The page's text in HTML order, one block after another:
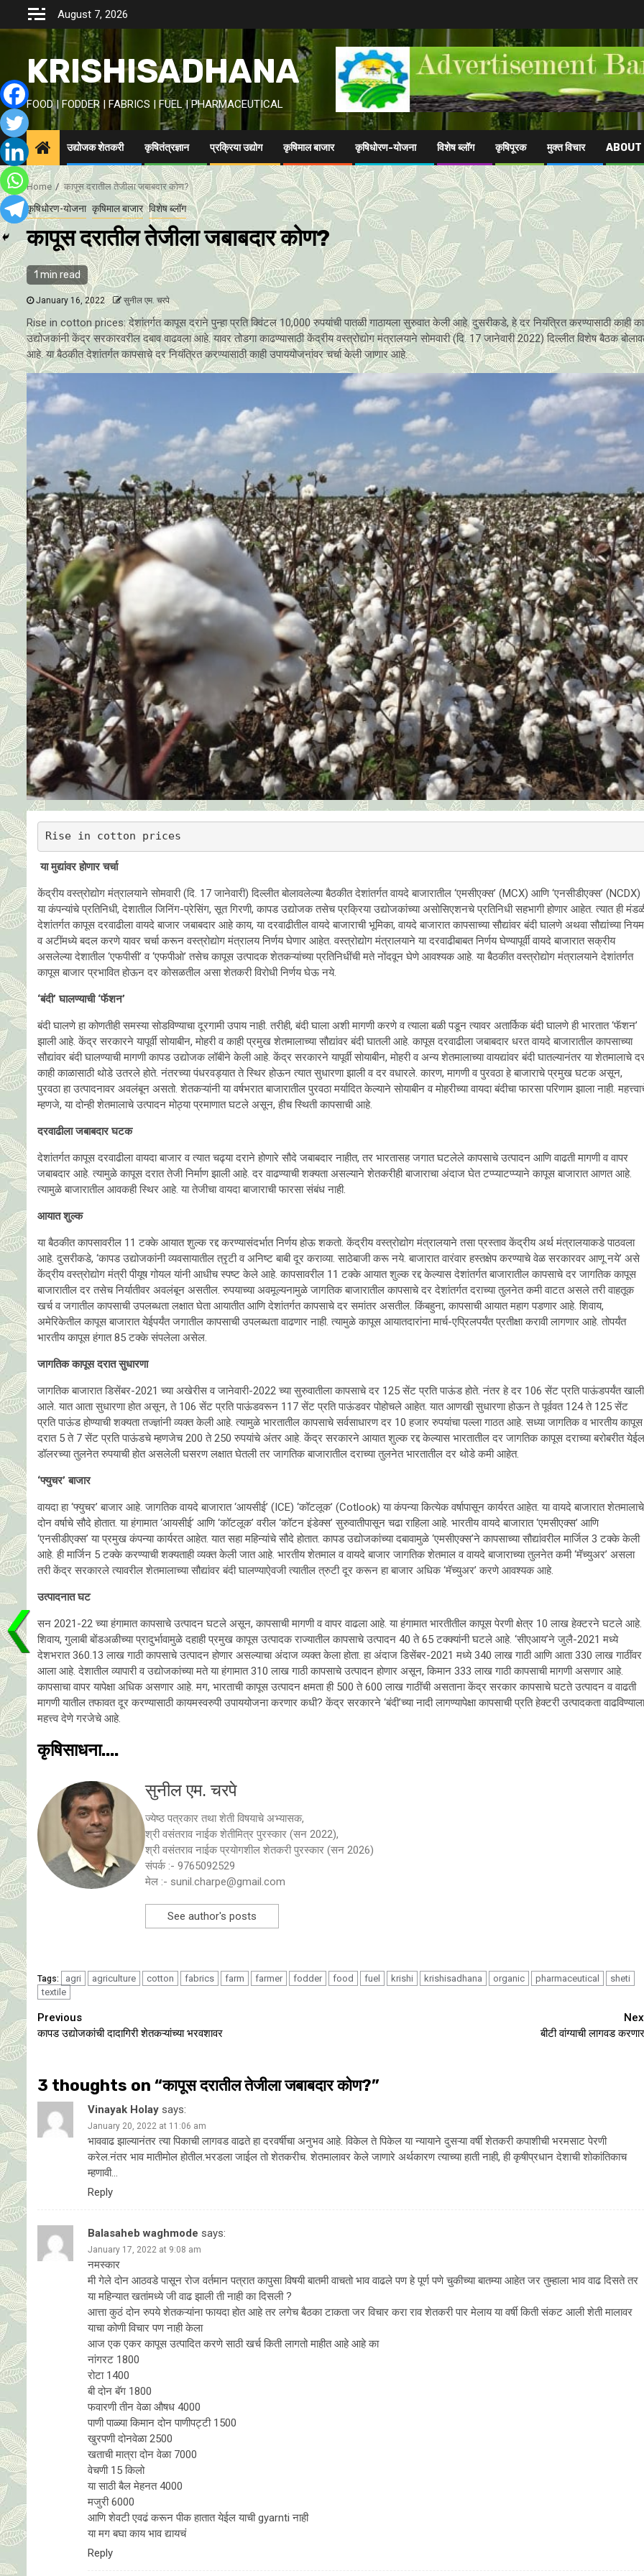
content
August 7, 2026
KRISHISADHANA
FOOD | FODDER | FABRICS | FUEL | PHARMACEUTICAL
उद्योजक शेतकरी कृषितंत्रज्ञान प्रक्रिया उद्योग कृषिमाल बाजार कृषिधोरण-योजना विशेष ब्लॉग कृषिपूरक मुक्त विचार ABOUT
Home कापूस दरातील तेजीला जबाबदार कोण?
कृषिधोरण-योजना कृषिमाल बाजार विशेष ब्लॉग
कापूस दरातील तेजीला जबाबदार कोण?
1 min read
January 16, 2022 सुनील एम. चरपे
Rise in cotton prices: देशांतर्गत कापूस दराने पुन्हा प्रति क्विंटल 10,000 रुपयांची पातळी गाठायला सुरुवात केली आहे. दुसरीकडे, हे दर नियंत्रित करण्यासाठी काही
उद्योजकांनी केंद्र सरकारवरील दबाव वाढवला आहे. यावर तोडगा काढण्यासाठी केंद्रीय वस्त्रोद्योग मंत्रालयाने सोमवारी (दि. 17 जानेवारी 2022) दिल्लीत विशेष बैठक
आहे. या बैठकीत देशांतर्गत कापसाचे दर नियंत्रित करण्यासाठी काही उपाययोजनांवर चर्चा केली जाणार आहे.
Rise in cotton prices
या मुद्यांवर होणार चर्चा
केंद्रीय वस्त्रोद्योग मंत्रालयाने सोमवारी (दि. 17 जानेवारी) दिल्लीत बोलावलेल्या बैठकीत देशांतर्गत वायदे बाजारातील ‘एमसीएक्स’ (MCX) आणि ‘एनसीडीएक्स’ (NCDX)
या कंपन्यांचे प्रतिनिधी, देशातील जिनिंग-प्रेसिंग, सूत गिरणी, कापड उद्योजक तसेच प्रक्रिया उद्योजकांच्या असोसिएशनचे प्रतिनिधी सहभागी होणार आहेत. त्यात ही
देशांतर्गत कापूस दरवाढीला वायदे बाजार जबाबदार आहे काय, या दरवाढीतील वायदे बाजाराची भूमिका, वायदे बाजारात कापसाच्या सौद्यांवर बंदी घालणे अथवा सौद्यांच्या नियम
व अटींमध्ये बदल करणे यावर चर्चा करून वस्त्रोद्योग मंत्रालय निर्णय घेणार आहेत. वस्त्रोद्योग मंत्रालयाने या दरवाढीबाबत निर्णय घेण्यापूर्वी वायदे बाजारात सक्रीय
असलेल्या देशातील ‘एफपीसी’ व ‘एफपीओ’ तसेच कापूस उत्पादक शेतकऱ्यांच्या प्रतिनिधींची मते नोंदवून घेणे आवश्यक आहे. या बैठकीत वस्त्रोद्योग मंत्रालयाने देशांतर्गत
कापूस बाजार प्रभावित होऊन दर कोसळतील असा शेतकरी विरोधी निर्णय घेऊ नये.
‘बंदी’ घालण्याची ‘फॅशन’
बंदी घालणे हा कोणतीही समस्या सोडविण्याचा दूरगामी उपाय नाही. तरीही, बंदी घाला अशी मागणी करणे व त्याला बळी पडून त्यावर अतार्किक बंदी घालणे ही भारतात ‘फॅशन’
झाली आहे. केंद्र सरकारने यापूर्वी सोयाबीन, मोहरी व काही प्रमुख शेतमालाच्या सौद्यांवर बंदी घातली आहे. कापूस दरवाढीला जबाबदार धरत वायदे बाजारातील कापसाच्या
सौद्यांवर बंदी घालण्याची मागणी कापड उद्योजक लॉबीने केली आहे. केंद्र सरकारने यापूर्वी सोयाबीन, मोहरी व अन्य शेतमालाच्या वायद्यांवर बंदी घातल्यानंतर या शेतमालाचे
काही काळासाठी थोडे उतरले होते. नंतरच्या पंधरवड्यात ते स्थिर होऊन त्यात सुधारणा झाली व दर वधारले. कारण, मागणी व पुरवठा हे बाजाराचे प्रमुख घटक असून,
पुरवठा हा उत्पादनावर अवलंबून असतो. शेतकऱ्यांनी या वर्षभरात बाजारातील पुरवठा मर्यादित केल्याने सोयाबीन व मोहरीच्या वायदा बंदीचा फारसा परिणाम झाला नाही.
म्हणजे, या दोन्ही शेतमालाचे उत्पादन मोठ्या प्रमाणात घटले असून, हीच स्थिती कापसाची आहे.
दरवाढीला जबाबदार घटक
देशांतर्गत कापूस दरवाढीला वायदा बाजार व त्यात चढ्या दराने होणारे सौदे जबाबदार नाहीत, तर भारतासह जगात घटलेले कापसाचे उत्पादन आणि वाढती मागणी व वापर
जबाबदार आहे. त्यामुळे कापूस दरात तेजी निर्माण झाली आहे. दर वाढण्याची शक्यता असल्याने शेतकरीही बाजाराचा अंदाज घेत टप्प्याटप्प्याने कापूस बाजारात आणत आहे.
त्यामुळे बाजारातील आवकही स्थिर आहे. या तेजीचा वायदा बाजाराची फारसा संबंध नाही.
आयात शुल्क
या बैठकीत कापसावरील 11 टक्के आयात शुल्क रद्द करण्यासंदर्भात निर्णय होऊ शकतो. केंद्रीय वस्त्रोद्योग मंत्रालयाने तसा प्रस्ताव केंद्रीय अर्थ मंत्रालयाकडे पाठवला
आहे. दुसरीकडे, ‘कापड उद्योजकांनी व्यवसायातील त्रृटी व अनिष्ट बाबी दूर कराव्या. साठेबाजी करू नये. बाजारात वारंवार हस्तक्षेप करण्याचे वेळ सरकारवर आणू नये’ असे
केंद्रीय वस्त्रोद्योग मंत्री पीयूष गोयल यांनी आधीच स्पष्ट केले आहे. कापसावरील 11 टक्के आयात शुल्क रद्द केल्यास देशांतर्गत बाजारातील कापसाचे दर जागतिक कापूस
बाजारातील दर तसेच निर्यातीवर अवलंबून असतील. रुपयाच्या अवमूल्यनामुळे जागतिक बाजारातील कापसाचे दर देशांतर्गत दराच्या तुलनेत कमी वाटत असले तरी वाहतूक
खर्च व जगातील कापसाची उपलब्धता लक्षात घेता आयातीत आणि देशांतर्गत कापसाचे दर समांतर असतील. किंबहुना, कापसाची आयात महाग पडणार आहे. शिवाय,
अमेरिकेतील कापूस बाजारात येईपर्यंत जगातील कापसाची उपलब्धता वाढणार नाही. त्यामुळे कापूस आयातदारांना मार्च-एप्रिलपर्यंत प्रतीक्षा करावी लागणार आहे. तोपर्यंत
भारतीय कापूस हंगात 85 टक्के संपलेला असेल.
जागतिक कापूस दरात सुधारणा
जागतिक बाजारात डिसेंबर-2021 च्या अखेरीस व जानेवारी-2022 च्या सुरुवातीला कापसाचे दर 125 सेंट प्रति पाऊंड होते. नंतर हे दर 106 सेंट प्रति पाऊंडपर्यंत खाली
आले. यात आता सुधारणा होत असून, ते 106 सेंट प्रति पाऊंडवरून 117 सेंट प्रति पाऊंडवर पोहोचले आहेत. यात आणखी सुधारणा होऊन ते पूर्ववत 124 ते 125 सेंट
प्रति पाऊंड होण्याची शक्यता तज्ज्ञांनी व्यक्त केली आहे. त्यामुळे भारतातील कापसाचे सर्वसाधारण दर 10 हजार रुपयांचा पल्ला गाठत आहे. सध्या जागतिक व भारतीय कापूस
दरात 5 ते 7 सेंट प्रति पाऊंडचे म्हणजेच 200 ते 250 रुपयांचे अंतर आहे. केंद्र सरकारने आयात शुल्क रद्द केल्यास भारतातील दर जागतिक कापूस दराच्या बरोबरीत
डॉलरच्या तुलनेत रुपयाची होत असलेली घसरण लक्षात घेतली तर जागतिक बाजारातील दराच्या तुलनेत भारतातील दर थोडे कमी आहेत.
‘फ्युचर’ बाजार
वायदा हा ‘फ्युचर’ बाजार आहे. जागतिक वायदे बाजारात ‘आयसीई’ (ICE) ‘कॉटलूक’ (Cotlook) या कंपन्या कित्येक वर्षापासून कार्यरत आहेत. या वायदे बाजारात शेतमालाचे
दोन वर्षाचे सौदे होतात. या हंगामात ‘आयसीई’ आणि ‘कॉटलूक’ वरील ‘कॉटन इंडेक्स’ सुरुवातीपासून चढा राहिला आहे. भारतीय वायदे बाजारात ‘एमसीएक्स’ आणि
‘एनसीडीएक्स’ या प्रमुख कंपन्या कार्यरत आहेत. यात सहा महिन्यांचे सौदे होतात. कापड उद्योजकांच्या दबावामुळे ‘एमसीएक्स’ने कापसाच्या सौद्यांवरील मार्जिल 3 टक्के केली
आहे. ही मार्जिन 5 टक्के करण्याची शक्यताही व्यक्त केली जात आहे. भारतीय शेतमाल व वायदे बाजार जागतिक शेतमाल व वायदे बाजाराच्या तुलनेत कमी ‘मॅच्युअर’ असला
तरी केंद्र सरकारले त्यावरील शेतमालाच्या सौद्यांवर बंदी घालण्याऐवजी त्यातील त्रुटी दूर करून हा बाजार अधिक ‘मॅच्युअर’ करणे आवश्यक आहे.
उत्पादनात घट
सन 2021-22 च्या हंगामात कापसाचे उत्पादन घटले असून, कापसाची मागणी व वापर वाढला आहे. या हंगामात भारतीतील कापूस पेरणी क्षेत्र 10 लाख हेक्टरने घटले आहे.
शिवाय, गुलाबी बोंडअळीच्या प्रादुर्भावामुळे दहाही प्रमुख कापूस उत्पादक राज्यातील कापसाचे उत्पादन 40 ते 65 टक्क्यांनी घटले आहे. ‘सीएआय’ने जुलै-2021 मध्ये
देशभरात 360.13 लाख गाठी कापसाचे उत्पादन होणार असल्याचा अंदाज व्यक्त केला होता. हा अंदाज डिसेंबर-2021 मध्ये 340 लाख गाठी आणि आता 330 लाख गाठींवर
आला आहे. देशातील व्यापारी व उद्योजकांच्या मते या हंगामात 310 लाख गाठी कापसाचे उत्पादन होणार असून, किमान 333 लाख गाठी कापसाची मागणी असणार आहे.
कापसाचा वापर यापेक्षा अधिक असणार आहे. मग, भारताची कापूस उत्पादन क्षमता ही 500 ते 600 लाख गाठींची असताना केंद्र सरकार कापसाचे घटते उत्पादन व वाढती
मागणी यातील तफावत दूर करण्यासाठी कायमस्वरुपी उपाययोजना करणार कधी? केंद्र सरकारने ‘बंदी’च्या नादी लागण्यापेक्षा कापसाची प्रति हेक्टरी उत्पादकता वाढविण्याला
महत्त्व देणे गरजेचे आहे.
कृषिसाधना....
सुनील एम. चरपे
ज्येष्ठ पत्रकार तथा शेती विषयाचे अभ्यासक,
श्री वसंतराव नाईक शेतीमित्र पुरस्कार (सन 2022),
श्री वसंतराव नाईक प्रयाेगशील शेतकरी पुरस्कार (सन 2026)
संपर्क :- 9765092529
मेल :- sunil.charpe@gmail.com
See author's posts
Tags: agri agriculture cotton fabrics farm farmer fodder food fuel krishi krishisadhana organic pharmaceutical
sheti
textile
Continue
Reading
Previous
कापड उद्योजकांची दादागिरी शेतकऱ्यांच्या भरवशावर
बीटी वांग्याची लागवड
3 thoughts on “कापूस दरातील तेजीला जबाबदार कोण?”
Vinayak Holay says:
January 20, 2022 at 11:06 am
भाववाढ झाल्यानंतर त्या पिकाची लागवड वाढते हा दरवर्षीचा अनुभव आहे. विकेल ते पिकेल या न्यायाने दुसऱ्या वर्षी शेतकरी कपाशीची भरमसाट पेरणी
करेल.नंतर भाव मातीमोल होतील.भरडला जाईल तो शेतकरीच. शेतमालावर केले जाणारे अर्थकारण त्याच्या हाती नाही, ही कृषीप्रधान देशाची शोकांतिकाच
म्हणावी…
Reply
Balasaheb waghmode says:
January 17, 2022 at 9:08 am
नमस्कार
मी गेले दोन आठवडे पासून रोज वर्तमान पत्रात कापुसा विषयी बातमी वाचतो भाव वाढले पण हे पूर्ण पणे चुकीच्या बातम्या आहेत जर तुम्हाला भाव वाढ दिसते तर
या महिन्यात खतांमध्ये जी वाढ झाली ती नाही का दिसली ?
आत्ता कुठं दोन रुपये शेतकऱ्यांना फायदा होत आहे तर लगेच बैठका टाकता जर विचार करा राव शेतकरी पार मेलाय या वर्षी किती संकट आली शेती मालावर
याचा कोणी विचार पण नाही केला
आज एक एकर कापूस उत्पादित करणे साठी खर्च किती लागतो माहीत आहे आहे का
नांगरट 1800
रोटा 1400
बी दोन बॅग 1800
फवारणी तीन वेळा औषध 4000
पाणी पाळ्या किमान दोन पाणीपट्टी 1500
खुरपणी दोनवेळा 2500
खताची मात्रा दोन वेळा 7000
वेचणी 15 किलो
या साठी बैल मेहनत 4000
मजुरी 6000
आणि शेवटी एवढं करून पीक हातात येईल याची gyarnti नाही
या मग बघा काय भाव द्यायचं
Reply